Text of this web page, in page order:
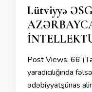
Lütviyyə
Post Views: 66
yaradıcılığında
ədəbiyyatşünas